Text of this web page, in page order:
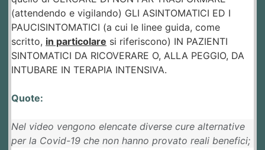
(attendendo e vigilando) GLI ASINTOMATICI ED I
PAUCISINTOMATICI (a cui le linee guida, come
scritto, in particolare si riferiscono) IN PAZIENTI
SINTOMATICI DA RICOVERARE O, ALLA PEGGIO, DA
INTUBARE IN TERAPIA INTENSIVA.
Quote:
Nel video vengono elencate diverse cure alternative
per la Covid-19 che non hanno provato reali benefici;